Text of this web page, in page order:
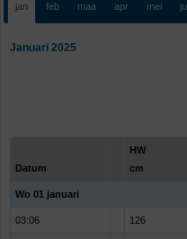
jan feb maa apr mei
Januari 2025
Datum
HW
cm
Wo 01 januari
03:06 126